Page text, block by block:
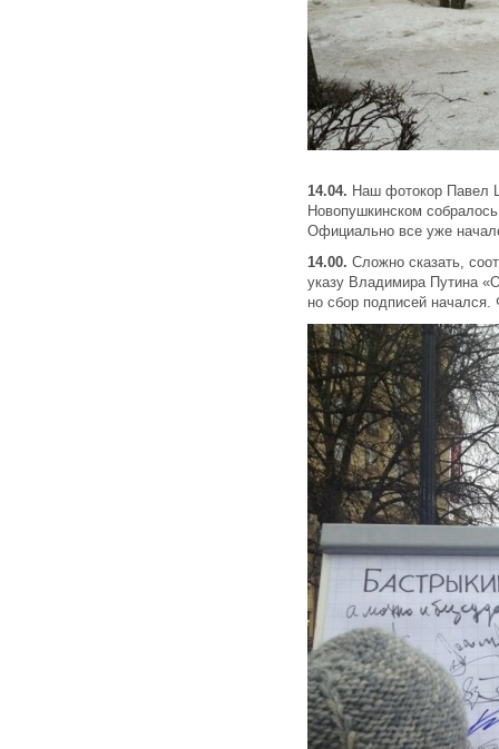
14.04. Наш фотокор Павел
Новопушкинском
Официально все уже
14.00. Сложно сказать,
указу Владимира Путина
но сбор подписей